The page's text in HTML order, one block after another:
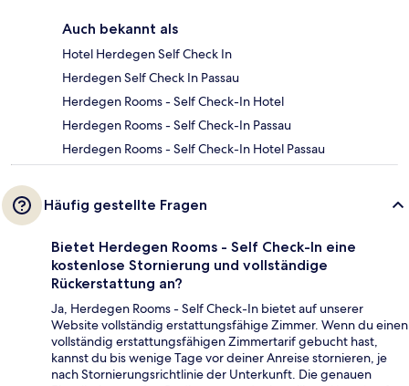
Auch bekannt als
Hotel Herdegen Self Check In
Herdegen Self Check In Passau
Herdegen Rooms - Self Check-In Hotel
Herdegen Rooms - Self Check-In Passau
Herdegen Rooms - Self Check-In Hotel Passau
Häufig gestellte Fragen
Bietet Herdegen Rooms - Self Check-In eine
kostenlose Stornierung und vollständige
Rückerstattung an?
Ja, Herdegen Rooms - Self Check-In bietet auf unserer
Website vollständig erstattungsfähige Zimmer. Wenn du einen
vollständig erstattungsfähigen Zimmertarif gebucht hast,
kannst du bis wenige Tage vor deiner Anreise stornieren, je
nach Stornierungsrichtlinie der Unterkunft. Die genauen